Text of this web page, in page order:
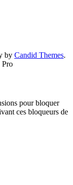
by Candid Themes.
pour bloquer
ces bloqueurs de